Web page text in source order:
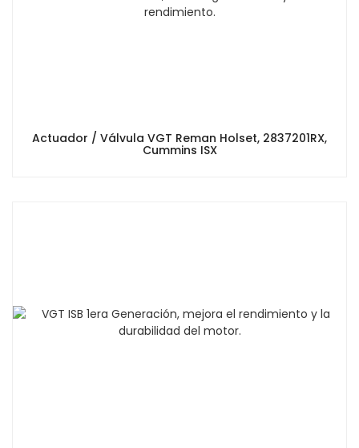
Actuador / Válvula VGT Reman Holset, 2837201RX,
Cummins ISX